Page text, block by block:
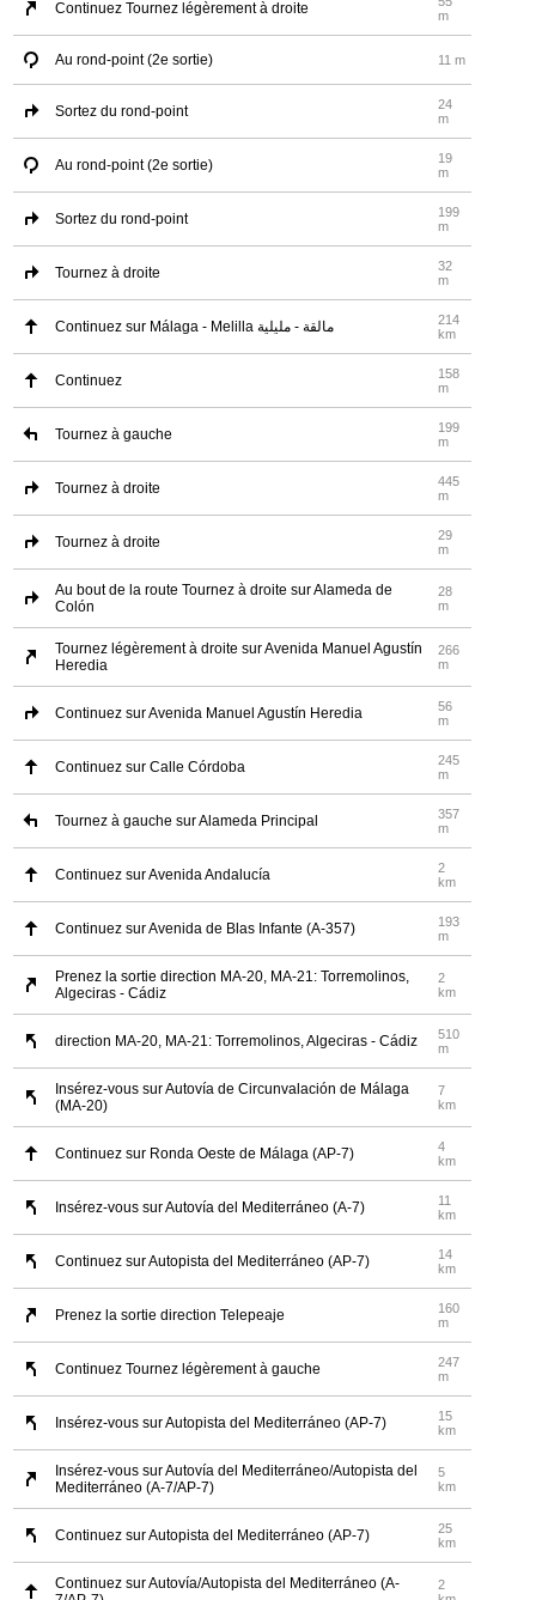
Continuez Tournez légèrement à droite
m
Au rond-point (2e sortie) 11 m
Sortez du rond-point
24
m
Au rond-point (2e sortie)
19
m
Sortez du rond-point
199
m
Tournez à droite
32
m
Continuez sur Málaga - Melilla مالقة - مليلية
214
km
Continuez
158
m
Tournez à gauche
199
m
Tournez à droite
445
m
Tournez à droite
29
m
Au bout de la route Tournez à droite sur Alameda de
Colón
28
m
Tournez légèrement à droite sur Avenida Manuel Agustín
Heredia
266
m
Continuez sur Avenida Manuel Agustín Heredia
56
m
Continuez sur Calle Córdoba
245
m
Tournez à gauche sur Alameda Principal
357
m
Continuez sur Avenida Andalucía
2
km
Continuez sur Avenida de Blas Infante (A-357)
193
m
Prenez la sortie direction MA-20, MA-21: Torremolinos,
Algeciras - Cádiz
2
km
direction MA-20, MA-21: Torremolinos, Algeciras - Cádiz
510
m
Insérez-vous sur Autovía de Circunvalación de Málaga
(MA-20)
7
km
Continuez sur Ronda Oeste de Málaga (AP-7)
4
km
Insérez-vous sur Autovía del Mediterráneo (A-7)
11
km
Continuez sur Autopista del Mediterráneo (AP-7)
14
km
Prenez la sortie direction Telepeaje
160
m
Continuez Tournez légèrement à gauche
247
m
Insérez-vous sur Autopista del Mediterráneo (AP-7)
15
km
Insérez-vous sur Autovía del Mediterráneo/Autopista del
Mediterráneo (A-7/AP-7)
5
km
Continuez sur Autopista del Mediterráneo (AP-7)
25
km
Continuez sur Autovía/Autopista del Mediterráneo (A-
2